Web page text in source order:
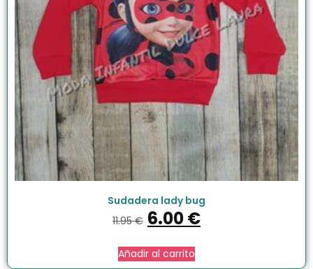
Sudadera lady bug
11.95€ 6.00€
Añadir al carrito